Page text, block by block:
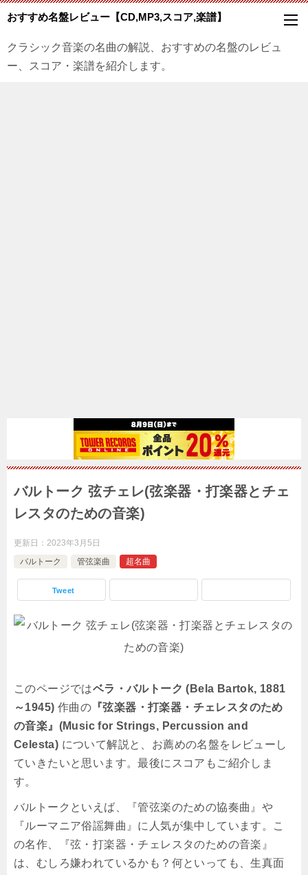
おすすめ名盤レビュー【CD,MP3,スコア,楽譜】
クラシック音楽の名曲の解説、おすすめの名盤のレビュ
ー、スコア・楽譜を紹介します。
バルトーク 弦チェレ(弦楽器・打楽器とチェ
レスタのための音楽)
更新日： 2023年3月5日
バルトーク
管弦楽曲 超名曲
Tweet
このページではベラ・バルトーク (Bela Bartok, 1881
～1945) 作曲の 『弦楽器・打楽器・チェレスタのため
の音楽』(Music for Strings, Percussion and
Celesta) について解説と、お薦めの名盤をレビューし
ていきたいと思います。最後にスコアもご紹介しま
す。
バルトークといえば、『管弦楽のための協奏曲』や
『ルーマニア俗謡舞曲』に人気が集中しています。こ
の名作、『弦・打楽器・チェレスタのための音楽』
は、むしろ嫌われているかも？何といっても、生真面